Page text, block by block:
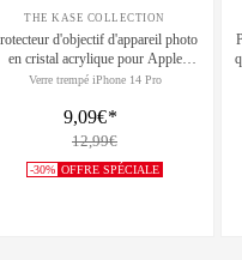
THE KASE COLLECTION
d'objectif d'appareil photo
en cristal acrylique pour Apple
iPhone14 Pro/14 Pro Max,
Verre trempé iPhone 14 Pro
9,09€*
12,99€
-30% OFFRE SPÉCIALE